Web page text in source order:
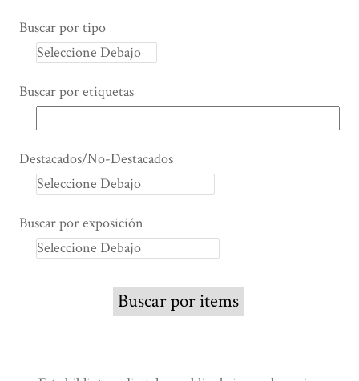
Buscar por tipo
Buscar por etiquetas
Destacados/No-Destacados
Buscar por exposición